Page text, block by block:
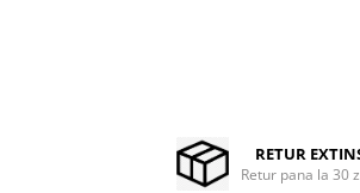
Microfoane wireless si sistemeRETUR
Retur pana la 30